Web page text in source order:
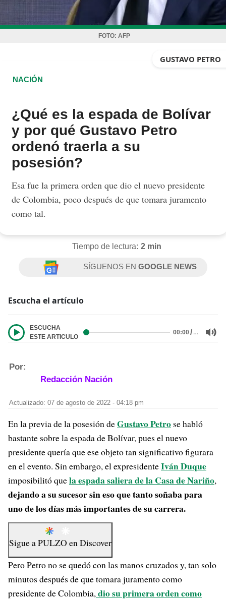
FOTO: AFP
GUSTAVO PETRO
NACIÓN
¿Qué es la espada de Bolívar
y por qué Gustavo Petro
ordenó traerla a su
posesión?
Esa fue la primera orden que dio el nuevo presidente
de Colombia, poco después de que tomara juramento
como tal.
Tiempo de lectura: 2 min
SÍGUENOS ENGOOGLE NEWS
Escucha el artículo
ESCUCHA
ESTE ARTICULO
00:00/…
Por:
Redacción Nación
Actualizado: 07 de agosto de 2022 - 04:18 pm
En la previa de la posesión deGustavo Petro se habló
bastante sobre la espada de Bolívar, pues el nuevo
presidente quería que ese objeto tan significativo figurara
en el evento. Sin embargo, el expresidenteIván Duque
imposibilitó quela espada saliera de la Casa de Nariño,
dejando a su sucesor sin eso que tanto soñaba para
uno de los días más importantes de su carrera.
Sigue aPULZO enDiscover
Pero Petro no se quedó con las manos cruzados y, tan solo
minutos después de que tomara juramento como
presidente de Colombia,dio su primera orden como